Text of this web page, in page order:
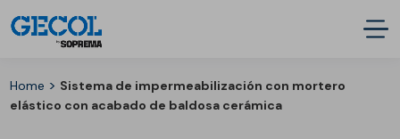
Home > Sistema de impermeabilización con mortero
elástico con acabado de baldosa cerámica